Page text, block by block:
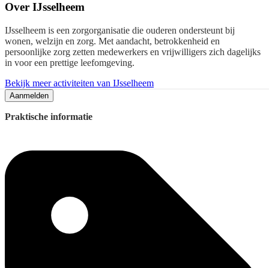
Over IJsselheem
IJsselheem is een zorgorganisatie die ouderen ondersteunt bij
wonen, welzijn en zorg. Met aandacht, betrokkenheid en
persoonlijke zorg zetten medewerkers en vrijwilligers zich dagelijks
in voor een prettige leefomgeving.
Bekijk meer activiteiten van IJsselheem
Aanmelden
Praktische informatie